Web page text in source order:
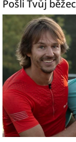
Pošli Tvůj